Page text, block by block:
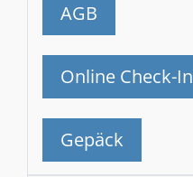
AGB
Online Check-In
Gepäck